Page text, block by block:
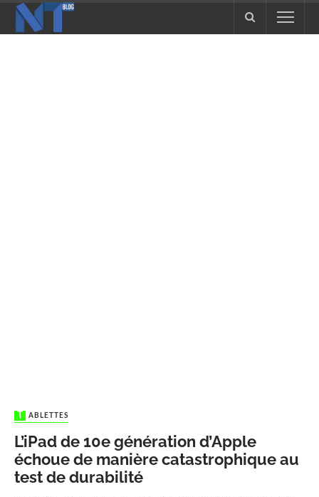
TABLETTES
L’iPad de 10e génération d’Apple
échoue de manière catastrophique au
test de durabilité